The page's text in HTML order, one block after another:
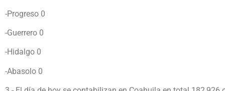
-Progreso 0
-Guerrero 0
-Hidalgo 0
-Abasolo 0